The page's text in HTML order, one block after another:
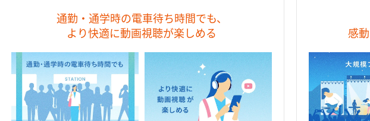
通勤・通学時の電車待ち時間でも、
より快適に動画視聴が楽しめる
感